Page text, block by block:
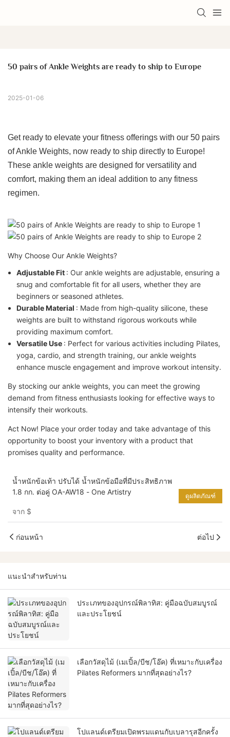
50 pairs of Ankle Weights are ready to ship to Europe
2025-01-06
Get ready to elevate your fitness offerings with our 50 pairs
of Ankle Weights, now ready to ship directly to Europe!
These ankle weights are designed for versatility and
comfort, making them an ideal addition to any fitness
regimen.
Why Choose Our Ankle Weights?
Adjustable Fit : Our ankle weights are adjustable, ensuring a
snug and comfortable fit for all users, whether they are
beginners or seasoned athletes.
Durable Material : Made from high-quality silicone, these
weights are built to withstand rigorous workouts while
providing maximum comfort.
Versatile Use : Perfect for various activities including Pilates,
yoga, cardio, and strength training, our ankle weights
enhance muscle engagement and improve workout intensity.
By stocking our ankle weights, you can meet the growing
demand from fitness enthusiasts looking for effective ways to
intensify their workouts.
Act Now! Place your order today and take advantage of this
opportunity to boost your inventory with a product that
promises quality and performance.
น้ำหนักข้อเท้า ปรับได้ น้ำหนักข้อมือที่มีประสิทธิภาพ
1.8 กก. ต่อคู่ OA-AW18 - One Artistry
จาก $
ดูผลิตภัณฑ์
ก่อนหน้า ต่อไป
แนะนำสำหรับท่าน
ประเภทของอุปกรณ์พิลาทิส: คู่มือฉบับสมบูรณ์
และประโยชน์
เลือกวัสดุไม้ (เมเปิ้ล/บีช/โอ๊ค) ที่เหมาะกับเครื่อง
Pilates Reformers มากที่สุดอย่างไร?
โปแลนด์เตรียมเปิดพรมแดนกับเบลารุสอีกครั้ง